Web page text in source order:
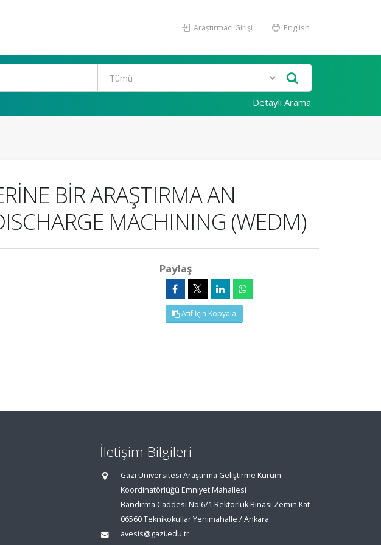
Araştırmacı Girişi English
Detaylı Arama
BİR ARAŞTIRMA AN
MACHINING (WEDM)
Paylaş
Atıf İçin Kopyala
İletişim Bilgileri
Gazi Üniversitesi Araştırma Geliştirme Kurum
Koordinatörlüğü Emniyet Mahallesi
Bandırma Caddesi No:6/1 Rektörlük Binası Zemin Kat
06560 Teknikokullar Yenimahalle / Ankara
avesis@gazi.edu.tr